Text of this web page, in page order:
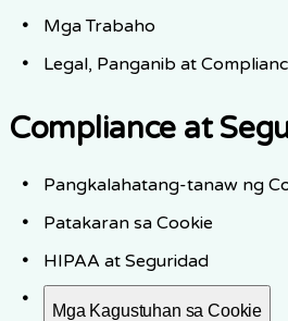
Mga Trabaho
Legal, Panganib at
Compliance at
Pangkalahatang-tanaw ng
Patakaran sa Cookie
HIPAA at Seguridad
Mga Kagustuhan sa Cookie